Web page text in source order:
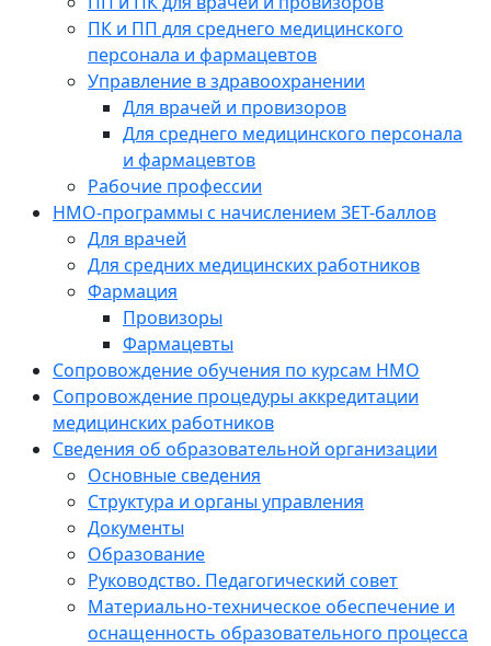
ПК и ПП для среднего медицинского
персонала и фармацевтов
Управление в здравоохранении
Для врачей и провизоров
Для среднего медицинского персонала
и фармацевтов
Рабочие профессии
НМО-программы с начислением ЗЕТ-баллов
Для врачей
Для средних медицинских работников
Фармация
Провизоры
Фармацевты
Сопровождение обучения по курсам НМО
Сопровождение процедуры аккредитации
медицинских работников
Сведения об образовательной организации
Основные сведения
Структура и органы управления
Документы
Образование
Руководство. Педагогический совет
Материально-техническое обеспечение и
оснащенность образовательного процесса